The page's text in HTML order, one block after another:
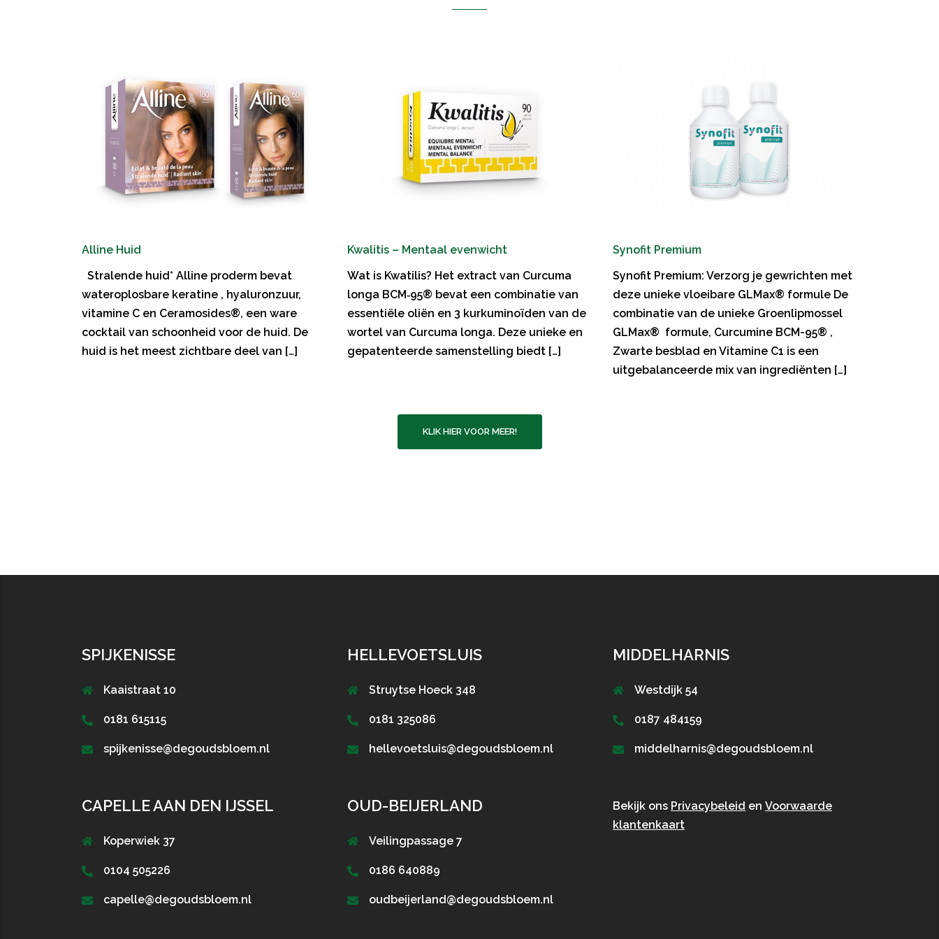
Alline Huid
Stralende huid* Alline proderm bevat
wateroplosbare keratine , hyaluronzuur,
vitamine C en Ceramosides®, een ware
cocktail van schoonheid voor de huid. De
huid is het meest zichtbare deel van […]
Kwalitis – Mentaal evenwicht
Wat is Kwatilis? Het extract van Curcuma
longa BCM‑95® bevat een combinatie van
essentiële oliën en 3 kurkuminoïden van de
wortel van Curcuma longa. Deze unieke en
gepatenteerde samenstelling biedt […]
Synofit Premium
Synofit Premium: Verzorg je gewrichten met
deze unieke vloeibare GLMax® formule De
combinatie van de unieke Groenlipmossel
GLMax® formule, Curcumine BCM-95® ,
Zwarte besblad en Vitamine C1 is een
uitgebalanceerde mix van ingrediënten […]
KLIK HIER VOOR MEER!
SPIJKENISSE
Kaaistraat 10
0181 615115
spijkenisse@degoudsbloem.nl
CAPELLE AAN DEN IJSSEL
Koperwiek 37
0104 505226
capelle@degoudsbloem.nl
HELLEVOETSLUIS
Struytse Hoeck 348
0181 325086
hellevoetsluis@degoudsbloem.nl
OUD-BEIJERLAND
Veilingpassage 7
0186 640889
oudbeijerland@degoudsbloem.nl
MIDDELHARNIS
Westdijk 54
0187 484159
middelharnis@degoudsbloem.nl
Bekijk ons Privacybeleid en Voorwaarde
klantenkaart